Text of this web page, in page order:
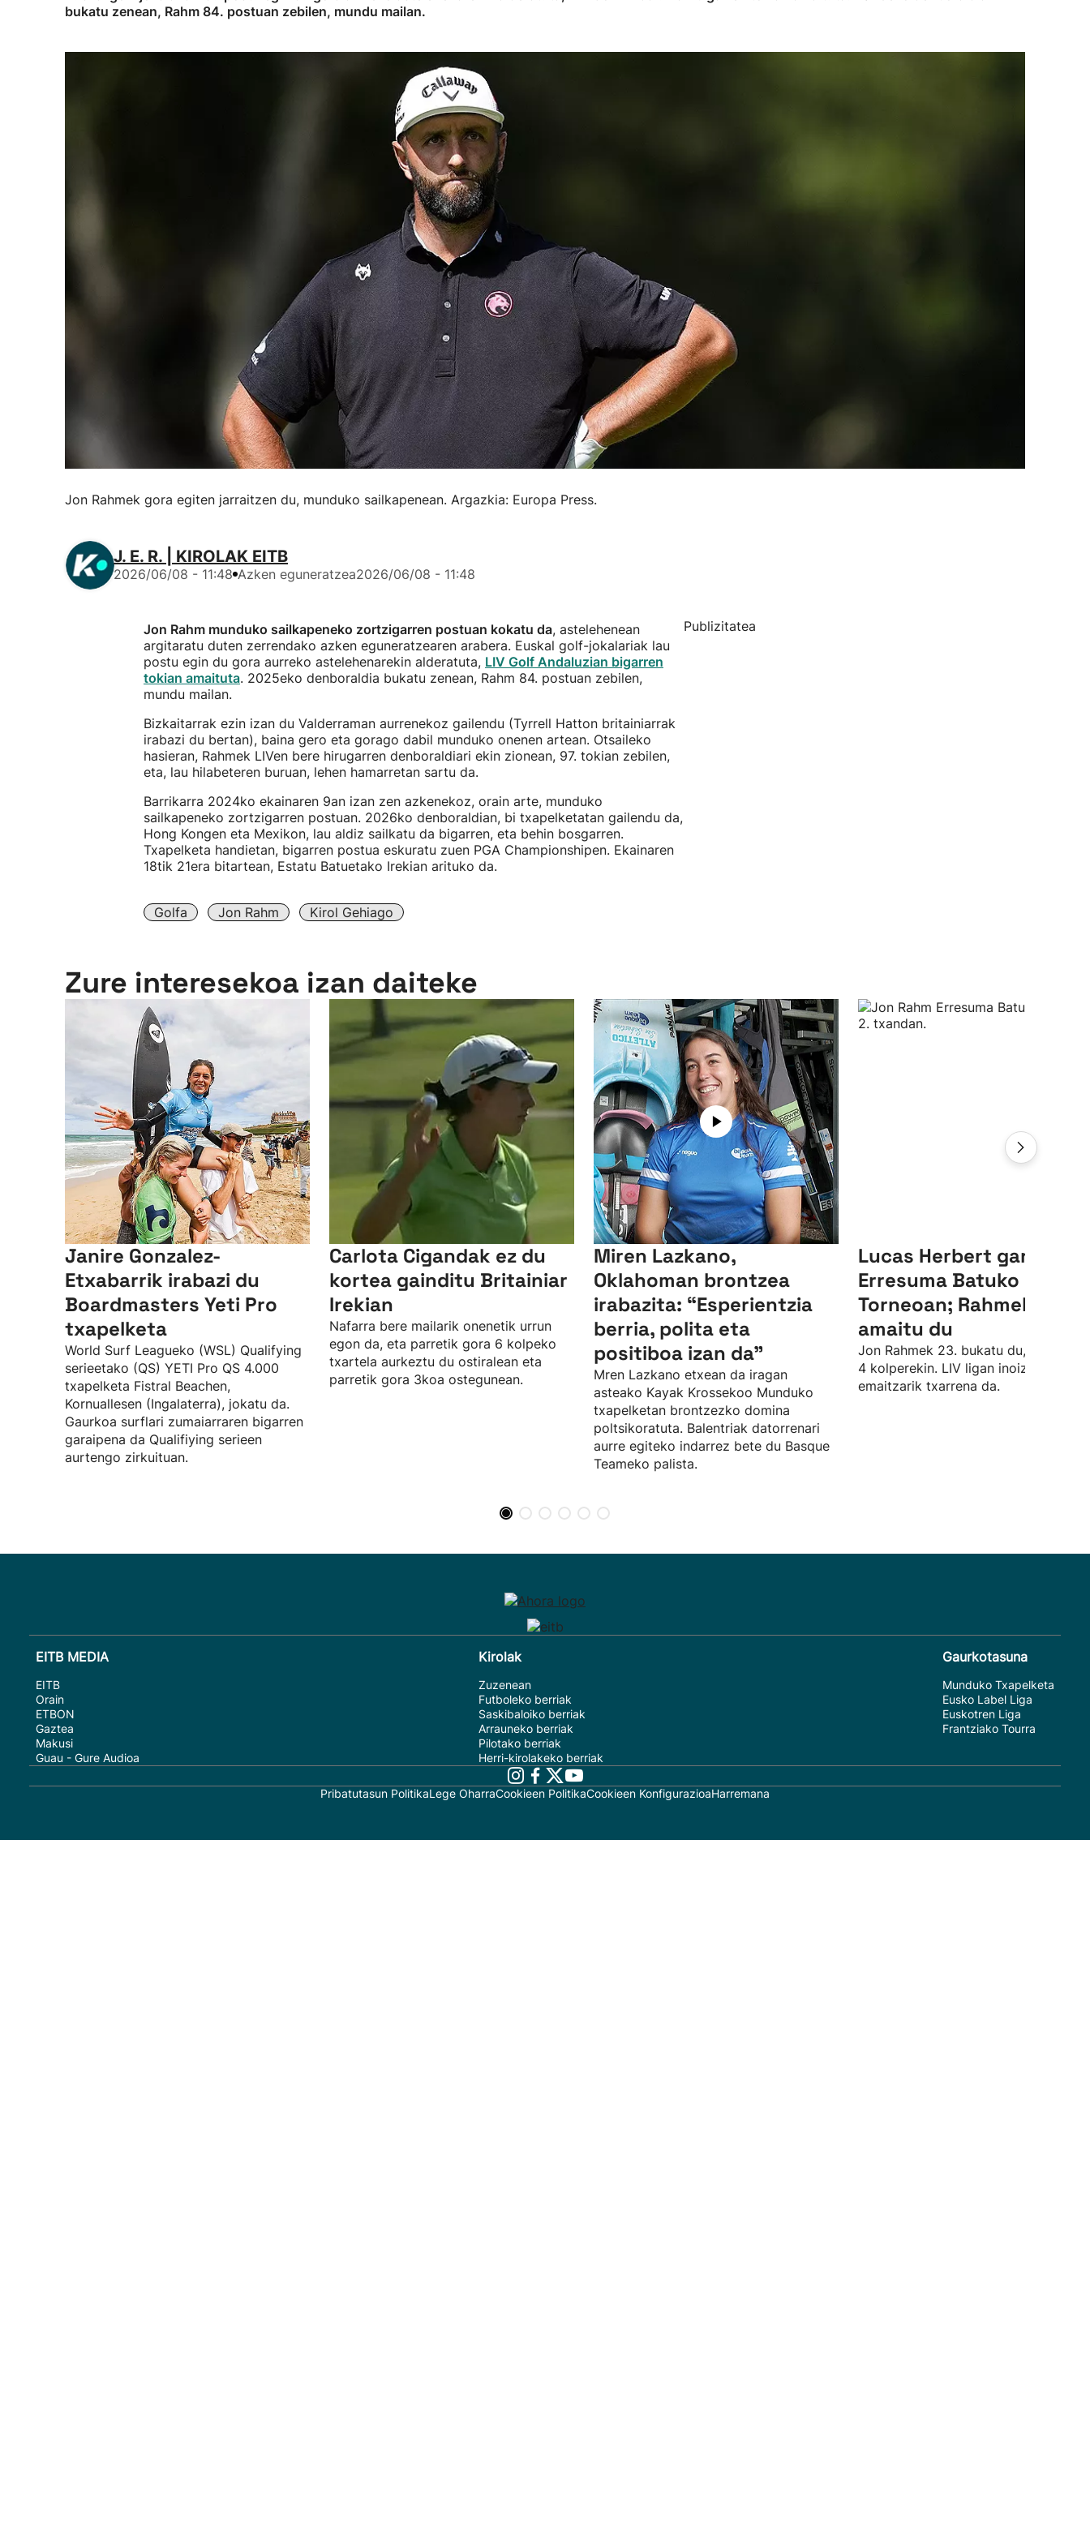
bukatu zenean, Rahm 84. postuan zebilen, mundu mailan.
Jon Rahmek gora egiten jarraitzen du, munduko sailkapenean. Argazkia: Europa Press.
J. E. R. | KIROLAK EITB
2026/06/08 - 11:48 Azken eguneratzea2026/06/08 - 11:48
Jon Rahm munduko sailkapeneko zortzigarren postuan kokatu da, astelehenean
argitaratu duten zerrendako azken eguneratzearen arabera. Euskal golf-jokalariak lau
postu egin du gora aurreko astelehenarekin alderatuta, LIV Golf Andaluzian bigarren
tokian amaituta. 2025eko denboraldia bukatu zenean, Rahm 84. postuan zebilen,
mundu mailan.
Bizkaitarrak ezin izan du Valderraman aurrenekoz gailendu (Tyrrell Hatton britainiarrak
irabazi du bertan), baina gero eta gorago dabil munduko onenen artean. Otsaileko
hasieran, Rahmek LIVen bere hirugarren denboraldiari ekin zionean, 97. tokian zebilen,
eta, lau hilabeteren buruan, lehen hamarretan sartu da.
Barrikarra 2024ko ekainaren 9an izan zen azkenekoz, orain arte, munduko
sailkapeneko zortzigarren postuan. 2026ko denboraldian, bi txapelketatan gailendu da,
Hong Kongen eta Mexikon, lau aldiz sailkatu da bigarren, eta behin bosgarren.
Txapelketa handietan, bigarren postua eskuratu zuen PGA Championshipen. Ekainaren
18tik 21era bitartean, Estatu Batuetako Irekian arituko da.
Golfa Jon Rahm Kirol Gehiago
Publizitatea
Zure interesekoa izan daiteke
Janire Gonzalez-
Etxabarrik irabazi du
Boardmasters Yeti Pro
txapelketa
World Surf Leagueko (WSL) Qualifying
serieetako (QS) YETI Pro QS 4.000
txapelketa Fistral Beachen,
Kornuallesen (Ingalaterra), jokatu da.
Gaurkoa surflari zumaiarraren bigarren
garaipena da Qualifiying serieen
aurtengo zirkuituan.
Carlota Cigandak ez du
kortea gainditu Britainiar
Irekian
Nafarra bere mailarik onenetik urrun
egon da, eta parretik gora 6 kolpeko
txartela aurkeztu du ostiralean eta
parretik gora 3koa ostegunean.
Miren Lazkano,
Oklahoman brontzea
irabazita: “Esperientzia
berria, polita eta
positiboa izan da"
Mren Lazkano etxean da iragan
asteako Kayak Krossekoo Munduko
txapelketan brontzezko domina
poltsikoratuta. Balentriak datorrenari
aurre egiteko indarrez bete du Basque
Teameko palista.
Lucas Herbert garaile,
Erresuma Batuko LIV
Torneoan; Rahmek 23.
amaitu du
Jon Rahmek 23. bukatu du, par
4 kolperekin. LIV ligan inoiz izan duen
emaitzarik txarrena da.
EITB MEDIA
EITB
Orain
ETBON
Gaztea
Makusi
Guau - Gure Audioa
Kirolak
Zuzenean
Futboleko berriak
Saskibaloiko berriak
Arrauneko berriak
Pilotako berriak
Herri-kirolakeko berriak
Gaurkotasuna
Munduko Txapelketa
Eusko Label Liga
Euskotren Liga
Frantziako Tourra
Pribatutasun PolitikaLege OharraCookieen PolitikaCookieen KonfigurazioaHarremana